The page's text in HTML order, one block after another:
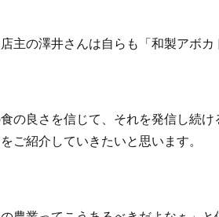
主の澤井さんは自らも「和製アボ
の良さを信じて、それを発信し続
ご紹介していきたいと思います。